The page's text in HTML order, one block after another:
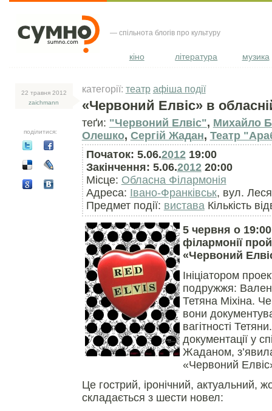
— спільнота блогів про культуру
кіно література музика
22 травня 2012
zaichmann
поділитися:
категорії: театр афіша події
«Червоний Елвіс» в
теґи: "Червоний Елвіс", Михайло
Олешко, Сергій Жадан, Театр
Початок: 5.06.201219:00
Закінчення: 5.06.201220:00
Місце: Обласна Філармонія
Адреса: Івано-Франківськ, вул.
Предмет події: виставаКількість
5 червня о
філармонії
«Червоний
Ініціатором
подружжя:
Тетяна Міхіна.
вони
вагітності
документації у
Жаданом,
«Червоний
Це гострий, іронічний, актуальний,
складається з шести новел: